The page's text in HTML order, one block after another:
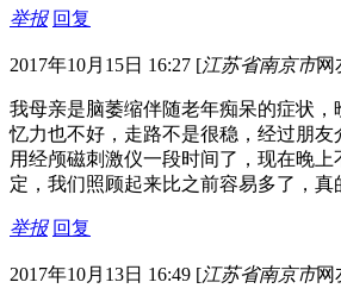
举报 回复
2017年10月15日 16:27 [江苏省南京市网
我母亲是脑萎缩伴随老年痴呆的症状
忆力也不好，走路不是很稳，经过朋友
用经颅磁刺激仪一段时间了，现在晚
定，我们照顾起来比之前容易多了，真
举报 回复
2017年10月13日 16:49 [江苏省南京市网